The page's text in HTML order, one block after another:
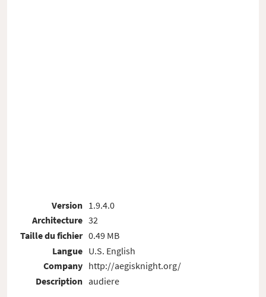
Version
Architecture
Taille du fichier
Langue
Company
Description
1.9.4.0
32
0.49 MB
U.S. English
http://aegisknight.org/
audiere